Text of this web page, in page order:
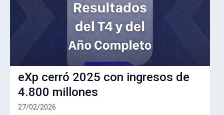
eXp cerró 2025 con ingresos de
4.800 millones
27/02/2026